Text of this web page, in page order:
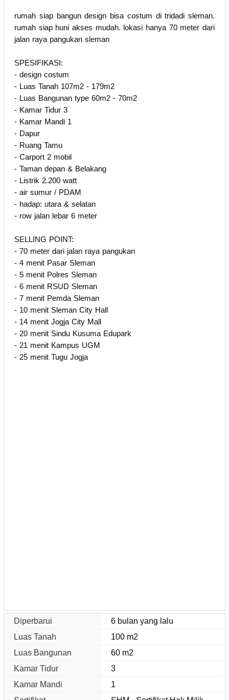
rumah siap bangun design bisa costum di tridadi sleman.
rumah siap huni akses mudah. lokasi hanya 70 meter dari
jalan raya pangukan sleman
SPESIFIKASI:
- design costum
- Luas Tanah 107m2 - 179m2
- Luas Bangunan type 60m2 - 70m2
- Kamar Tidur 3
- Kamar Mandi 1
- Dapur
- Ruang Tamu
- Carport 2 mobil
- Taman depan & Belakang
- Listrik 2.200 watt
- air sumur / PDAM
- hadap: utara & selatan
- row jalan lebar 6 meter
SELLING POINT:
- 70 meter dari jalan raya pangukan
- 4 menit Pasar Sleman
- 5 menit Polres Sleman
- 6 menit RSUD Sleman
- 7 menit Pemda Sleman
- 10 menit Sleman City Hall
- 14 menit Jogja City Mall
- 20 menit Sindu Kusuma Edupark
- 21 menit Kampus UGM
- 25 menit Tugu Jogja
Diperbarui
6 bulan yang lalu
Luas Tanah
100 m2
Luas Bangunan
60 m2
Kamar Tidur
3
Kamar Mandi
1